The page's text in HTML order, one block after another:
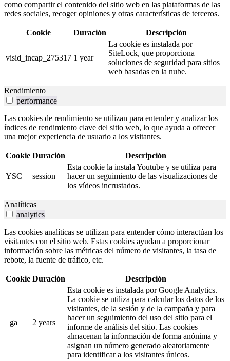
como compartir el contenido del sitio web en las plataformas de las
redes sociales, recoger opiniones y otras características de terceros.
Cookie Duración Descripción
visid_incap_275317 1 year
La cookie es instalada por
SiteLock, que proporciona
soluciones de seguridad para sitios
web basadas en la nube.
Rendimiento
performance
Las cookies de rendimiento se utilizan para entender y analizar los
índices de rendimiento clave del sitio web, lo que ayuda a ofrecer
una mejor experiencia de usuario a los visitantes.
Cookie Duración Descripción
YSC session
Esta cookie la instala Youtube y se utiliza para
hacer un seguimiento de las visualizaciones de
los vídeos incrustados.
Analíticas
analytics
Las cookies analíticas se utilizan para entender cómo interactúan los
visitantes con el sitio web. Estas cookies ayudan a proporcionar
información sobre las métricas del número de visitantes, la tasa de
rebote, la fuente de tráfico, etc.
Cookie Duración Descripción
_ga 2 years
Esta cookie es instalada por Google Analytics.
La cookie se utiliza para calcular los datos de los
visitantes, de la sesión y de la campaña y para
hacer un seguimiento del uso del sitio para el
informe de análisis del sitio. Las cookies
almacenan la información de forma anónima y
asignan un número generado aleatoriamente
para identificar a los visitantes únicos.